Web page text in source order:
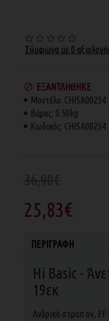
Σύμφωνα με 0
25,83€
ΕΞΑΝΤΛΉΘΗΚΕ
Μοντέλο: CHISA00254
Βάρος: 0.50kg
Κωδικός: CHISA00254
ΠΕΡΙΓΡΑΦΉ
Hi Basic -
19εκ
Aνδρικό στραπ ον,